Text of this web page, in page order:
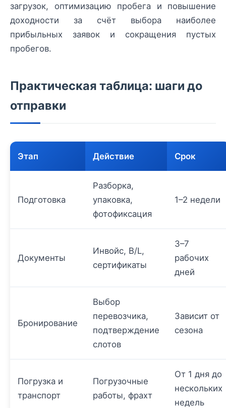
загрузок, оптимизацию пробега и повышение
доходности за счёт выбора наиболее
прибыльных заявок и сокращения пустых
пробегов.
Практическая таблица: шаги до
отправки
Этап Действие Срок
Подготовка
Разборка,
упаковка,
фотофиксация
1–2 недели
Документы
Инвойс, B/L,
сертификаты
3–7
рабочих
дней
Бронирование
Выбор
перевозчика,
подтверждение
слотов
Зависит от
сезона
Погрузка и
транспорт
Погрузочные
работы, фрахт
От 1 дня до
нескольких
недель